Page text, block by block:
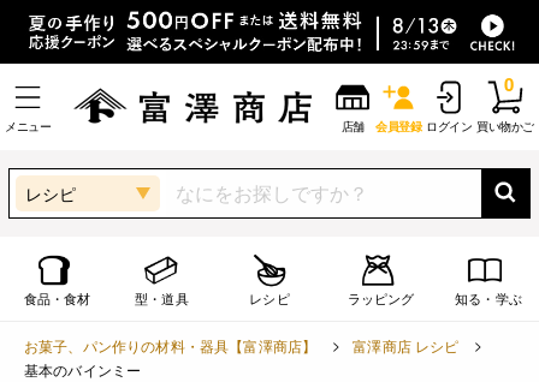
メニュー 店舗 会員登録 ログイン 買い物かご
0
レシピ
食品・食材 型・道具 レシピ ラッピング 知る・学ぶ
お菓子、パン作りの材料・器具【富澤商店】
富澤商店 レシピ
基本のバインミー